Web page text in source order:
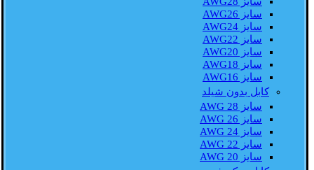
سایز AWG26
سایز AWG24
سایز AWG22
سایز AWG20
سایز AWG18
سایز AWG16
کابل بدون شیلد
سایز AWG 28
سایز AWG 26
سایز AWG 24
سایز AWG 22
سایز AWG 20